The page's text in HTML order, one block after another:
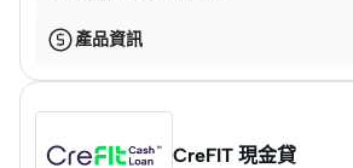
產品資訊
CreFIT 現金貸